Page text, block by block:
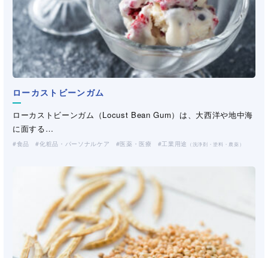
ローカストビーンガム
ローカストビーンガム（Locust Bean Gum）は、大西洋や地中海
に面する…
食品 化粧品・パーソナルケア 医薬・医療 工業用途 （洗浄剤・塗料・農薬）
デルネット
Delnet/デルネットは非常に開孔率の高いフィルムです。樹脂を押
出し加工しフィ…
産業資材（不織布・プラスチックネット）
HPグアーガム
ヒドロキシプロピルグアーガムは、インド・パキスタン地方で栽
培されている一年生豆科…
ペクチン
ペクチンは主にレモンやライム等の柑橘類から抽出される多糖類
化粧品・パーソナルケア 医薬・医療
HPグアーガム
ヒドロキシプロピルグアーガムは、インド・パキスタン地方で栽
培されている一年生豆科…
ダイユータンガム
ダイユータンガムの水溶液は、キサンタンガムに代表される微生
（洗浄剤・塗料・農薬） 土木・建材
ビニロン繊維
ビニロン繊維は、ポリビニルアルコール(PVA)樹脂を原料とする
合成繊維で、株式会…